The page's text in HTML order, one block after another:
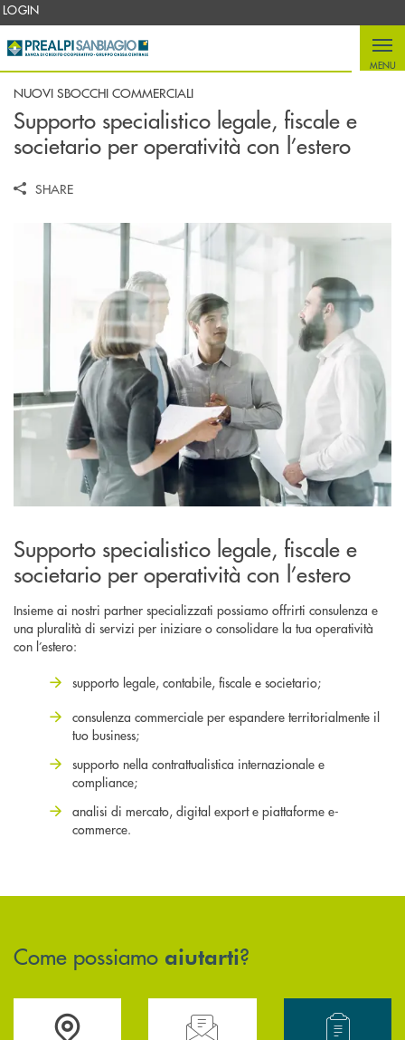
Salta al contenuto principale
LOGIN
MENU
NUOVI SBOCCHI COMMERCIALI
Supporto specialistico legale, fiscale e
societario per operatività con l’estero
SHARE
Supporto specialistico legale, fiscale e
societario per operatività con l’estero
Insieme ai nostri partner specializzati possiamo offrirti consulenza e
una pluralità di servizi per iniziare o consolidare la tua operatività
con l’estero:
supporto legale, contabile, fiscale e societario;
consulenza commerciale per espandere territorialmente il
tuo business;
supporto nella contrattualistica internazionale e
compliance;
analisi di mercato, digital export e piattaforme e-
commerce.
Come possiamo aiutarti?
Accedi all' elenco completo delle filiali .Hai bisogno di assistenza immediata?
Hai bisogno di